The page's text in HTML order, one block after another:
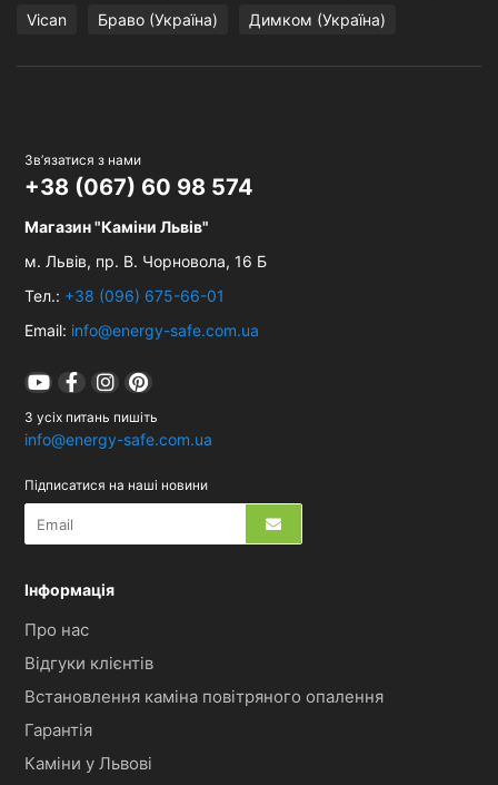
Vican Браво (Україна) Димком (Україна)
Зв’язатися з нами
+38 (067) 60 98 574
Магазин "Каміни Львів"
м. Львів, пр. В. Чорновола, 16 Б
Тел.: +38 (096) 675-66-01
Email: info@energy-safe.com.ua
З усіх питань пишіть
info@energy-safe.com.ua
Підписатися на наші новини
Інформація
Про нас
Відгуки клієнтів
Встановлення каміна повітряного опалення
Гарантія
Каміни у Львові